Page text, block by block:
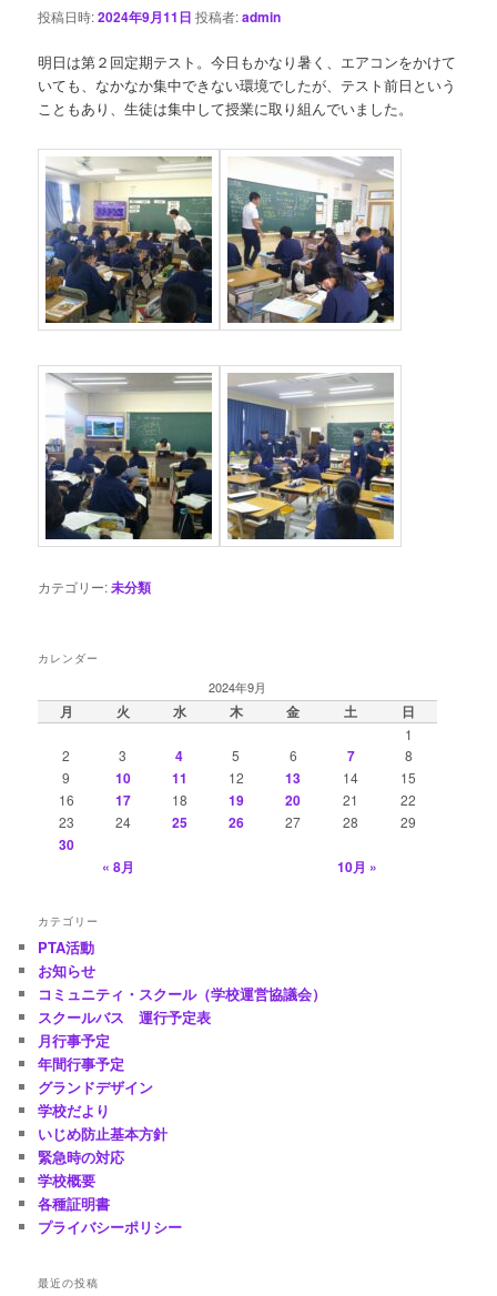
投稿日時:2024年9月11日 投稿者:admin
明日は第２回定期テスト。今日もかなり暑く、エアコンをかけて
いても、なかなか集中できない環境でしたが、テスト前日という
こともあり、生徒は集中して授業に取り組んでいました。
カテゴリー:未分類
カレンダー
2024年9月
月 火 水 木 金 土 日
1
2
3 4 5 6 7
8
9
10 11 12 13 14
15
16
17 18 19 20 21
22
23
24 25 26 27 28 29
30
« 8月
10月 »
カテゴリー
PTA活動
お知らせ
コミュニティ・スクール（学校運営協議会）
スクールバス 運行予定表
月行事予定
年間行事予定
グランドデザイン
学校だより
いじめ防止基本方針
緊急時の対応
学校概要
各種証明書
プライバシーポリシー
最近の投稿